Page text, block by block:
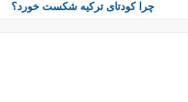
چرا کودتای ترکیه شکست خورد؟